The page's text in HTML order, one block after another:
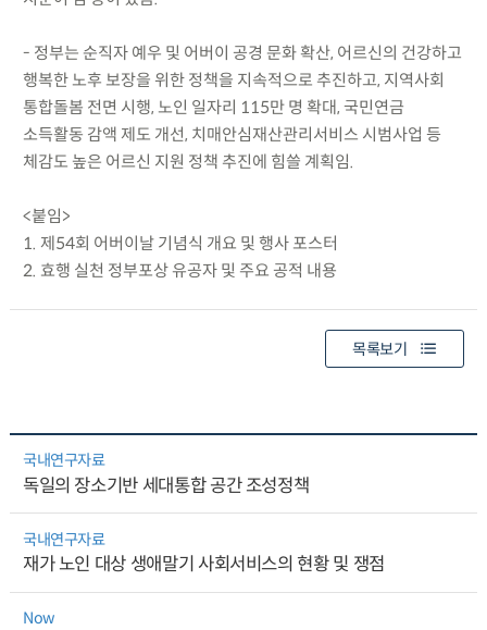
- 정부는 순직자 예우 및 어버이 공경 문화 확산, 어르신의 건강하고
행복한 노후 보장을 위한 정책을 지속적으로 추진하고, 지역사회
통합돌봄 전면 시행, 노인 일자리 115만 명 확대, 국민연금
소득활동 감액 제도 개선, 치매안심재산관리서비스 시범사업 등
체감도 높은 어르신 지원 정책 추진에 힘쓸 계획임.
<붙임>
1. 제54회 어버이날 기념식 개요 및 행사 포스터
2. 효행 실천 정부포상 유공자 및 주요 공적 내용
목록보기
국내연구자료
독일의 장소기반 세대통합 공간 조성정책
국내연구자료
재가 노인 대상 생애말기 사회서비스의 현황 및 쟁점
Now